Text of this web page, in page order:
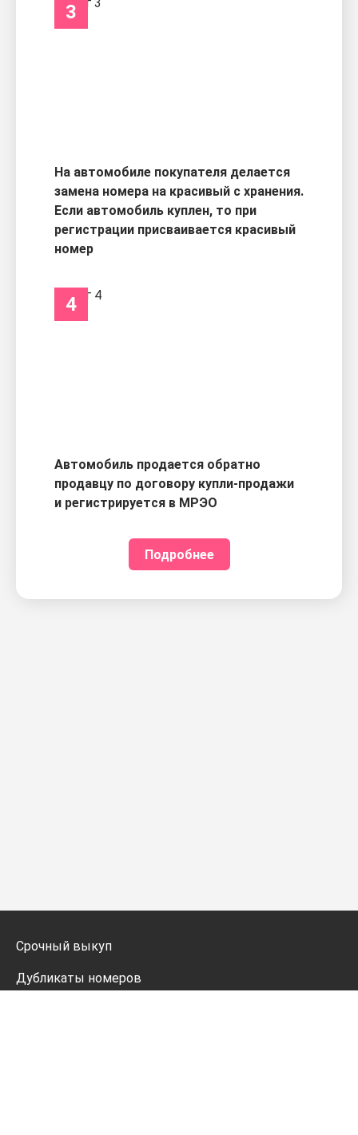
3
На автомобиле покупателя делается
замена номера на красивый с хранения.
Если автомобиль куплен, то при
регистрации присваивается красивый
номер
4
Автомобиль продается обратно
продавцу по договору купли-продажи
и регистрируется в МРЭО
Подробнее
Срочный выкуп
Дубликаты номеров